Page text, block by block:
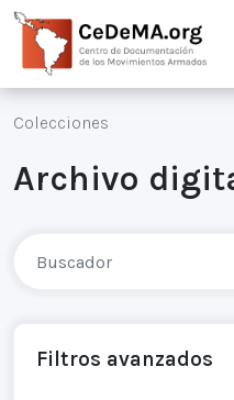
Colecciones
Archivo
Filtros avanzados